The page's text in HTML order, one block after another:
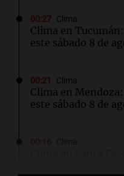
00:27 Clima
Clima en
este sábado 8 de
00:21 Clima
Clima en
este sábado 8 de